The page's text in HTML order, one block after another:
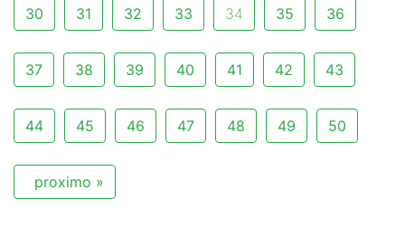
30 31 32 33 34 35 36
37 38 39 40 41 42 43
44 45 46 47 48 49 50
proximo »